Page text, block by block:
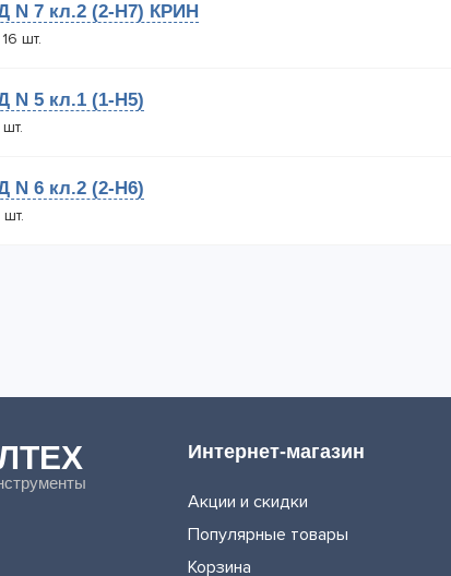
N 7 кл.2 (2-Н7) КРИН
шт.
N 5 кл.1 (1-Н5)
N 6 кл.2 (2-Н6)
шт.
Интернет-магазин
Акции и скидки
Популярные товары
Корзина